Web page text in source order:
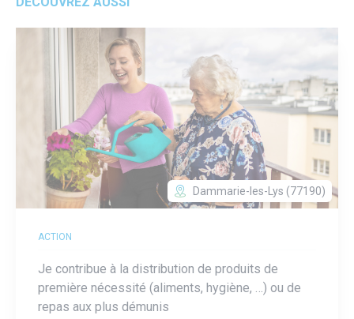
Dammarie-les-Lys (77190)
ACTION
Je contribue à la distribution de produits de
première nécessité (aliments, hygiène, …) ou de
repas aux plus démunis